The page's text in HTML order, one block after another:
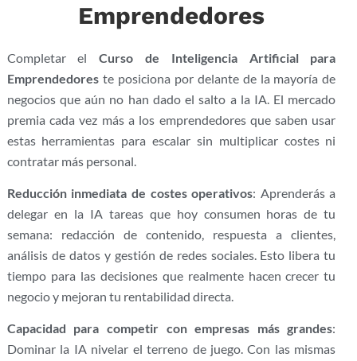
Emprendedores
Completar elCurso de Inteligencia Artificial para
Emprendedoreste posiciona por delante de la mayoría de
negocios que aún no han dado el salto a la IA. El mercado
premia cada vez más a los emprendedores que saben usar
estas herramientas para escalar sin multiplicar costes ni
contratar más personal.
Reducción inmediata de costes operativos: Aprenderás a
delegar en la IA tareas que hoy consumen horas de tu
semana: redacción de contenido, respuesta a clientes,
análisis de datos y gestión de redes sociales. Esto libera tu
tiempo para las decisiones que realmente hacen crecer tu
negocio y mejoran tu rentabilidad directa.
Capacidad para competir con empresas más grandes:
Dominar la IA nivelar el terreno de juego. Con las mismas